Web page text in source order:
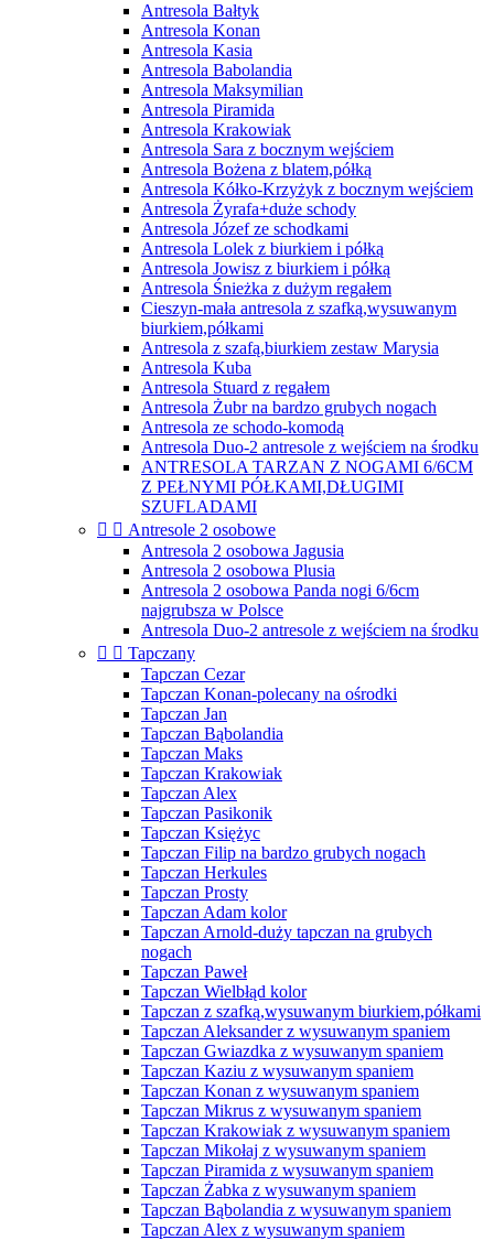
Antresola Bałtyk
Antresola Konan
Antresola Kasia
Antresola Babolandia
Antresola Maksymilian
Antresola Piramida
Antresola Krakowiak
Antresola Sara z bocznym wejściem
Antresola Bożena z blatem,półką
Antresola Kółko-Krzyżyk z bocznym wejściem
Antresola Żyrafa+duże schody
Antresola Józef ze schodkami
Antresola Lolek z biurkiem i półką
Antresola Jowisz z biurkiem i półką
Antresola Śnieżka z dużym regałem
Cieszyn-mała antresola z szafką,wysuwanym
biurkiem,półkami
Antresola z szafą,biurkiem zestaw Marysia
Antresola Kuba
Antresola Stuard z regałem
Antresola Żubr na bardzo grubych nogach
Antresola ze schodo-komodą
Antresola Duo-2 antresole z wejściem na środku
ANTRESOLA TARZAN Z NOGAMI 6/6CM
Z PEŁNYMI PÓŁKAMI,DŁUGIMI
SZUFLADAMI
  Antresole 2 osobowe
Antresola 2 osobowa Jagusia
Antresola 2 osobowa Plusia
Antresola 2 osobowa Panda nogi 6/6cm
najgrubsza w Polsce
Antresola Duo-2 antresole z wejściem na środku
  Tapczany
Tapczan Cezar
Tapczan Konan-polecany na ośrodki
Tapczan Jan
Tapczan Bąbolandia
Tapczan Maks
Tapczan Krakowiak
Tapczan Alex
Tapczan Pasikonik
Tapczan Księżyc
Tapczan Filip na bardzo grubych nogach
Tapczan Herkules
Tapczan Prosty
Tapczan Adam kolor
Tapczan Arnold-duży tapczan na grubych
nogach
Tapczan Paweł
Tapczan Wielbłąd kolor
Tapczan z szafką,wysuwanym biurkiem,półkami
Tapczan Aleksander z wysuwanym spaniem
Tapczan Gwiazdka z wysuwanym spaniem
Tapczan Kaziu z wysuwanym spaniem
Tapczan Konan z wysuwanym spaniem
Tapczan Mikrus z wysuwanym spaniem
Tapczan Krakowiak z wysuwanym spaniem
Tapczan Mikołaj z wysuwanym spaniem
Tapczan Piramida z wysuwanym spaniem
Tapczan Żabka z wysuwanym spaniem
Tapczan Bąbolandia z wysuwanym spaniem
Tapczan Alex z wysuwanym spaniem